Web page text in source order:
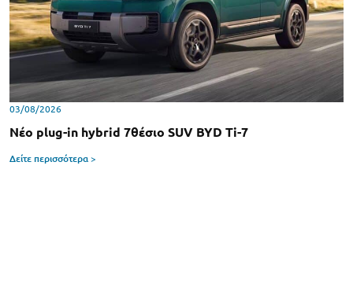
03/08/2026
Νέο plug-in hybrid 7θέσιο SUV BYD Ti-7
Δείτε περισσότερα >